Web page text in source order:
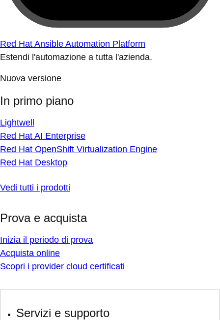
Red Hat Ansible Automation Platform
Estendi l'automazione a tutta l'azienda.
Nuova versione
In primo piano
Lightwell
Red Hat AI Enterprise
Red Hat OpenShift Virtualization Engine
Red Hat Desktop
Vedi tutti i prodotti
Prova e acquista
Inizia il periodo di prova
Acquista online
Scopri i provider cloud certificati
Servizi e supporto